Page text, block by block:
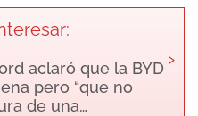
aclaró que la BYD
pero “que no
de una…
›